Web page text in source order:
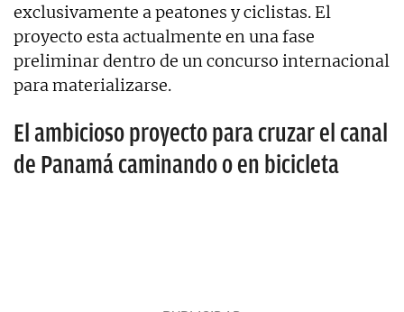
exclusivamente a peatones y ciclistas. El
proyecto esta actualmente en una fase
preliminar dentro de un concurso internacional
para materializarse.
El ambicioso proyecto para cruzar el canal
de Panamá caminando o en bicicleta